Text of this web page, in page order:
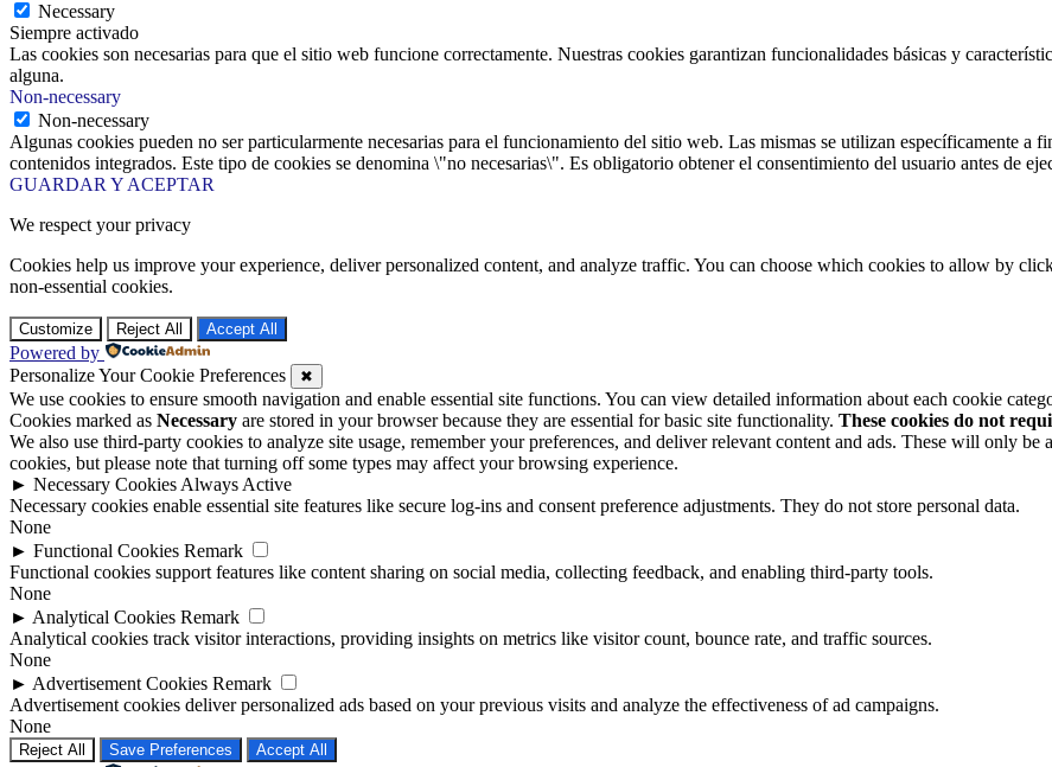
Necessary
Siempre activado
Las cookies son necesarias para que el sitio web funcione correctamente. Nuestras cookies garantizan funcionalidades básicas y
alguna.
Non-necessary
Non-necessary
Algunas cookies pueden no ser particularmente necesarias para el funcionamiento del sitio web. Las mismas se utilizan específicamente a
contenidos integrados. Este tipo de cookies se denomina \"no necesarias\". Es obligatorio obtener el consentimiento del usuario antes de
GUARDAR Y ACEPTAR
We respect your privacy
Cookies help us improve your experience, deliver personalized content, and analyze traffic. You can choose which cookies to allow by
non-essential cookies.
Customize Reject All Accept All
Powered by
Personalize Your Cookie Preferences
✖
We use cookies to ensure smooth navigation and enable essential site functions. You can view detailed information about each cookie
Cookies marked as Necessary are stored in your browser because they are essential for basic site functionality. These cookies do not
We also use third-party cookies to analyze site usage, remember your preferences, and deliver relevant content and ads. These will only
cookies, but please note that turning off some types may affect your browsing experience.
► Necessary Cookies Always Active
Necessary cookies enable essential site features like secure log-ins and consent preference adjustments. They do not store personal data.
None
► Functional Cookies Remark
Functional cookies support features like content sharing on social media, collecting feedback, and enabling third-party tools.
None
► Analytical Cookies Remark
Analytical cookies track visitor interactions, providing insights on metrics like visitor count, bounce rate, and traffic sources.
None
► Advertisement Cookies Remark
Advertisement cookies deliver personalized ads based on your previous visits and analyze the effectiveness of ad campaigns.
None
Reject All Save Preferences Accept All